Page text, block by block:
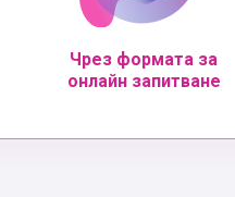
Чрез формата за
онлайн запитване